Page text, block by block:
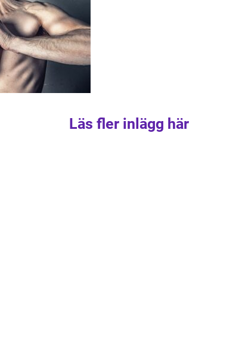
Läs fler inlägg här